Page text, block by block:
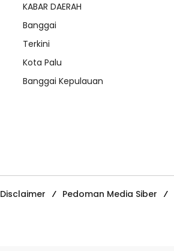
KABAR DAERAH
Banggai
Terkini
Kota Palu
Banggai Kepulauan
Disclaimer Pedoman Media Siber